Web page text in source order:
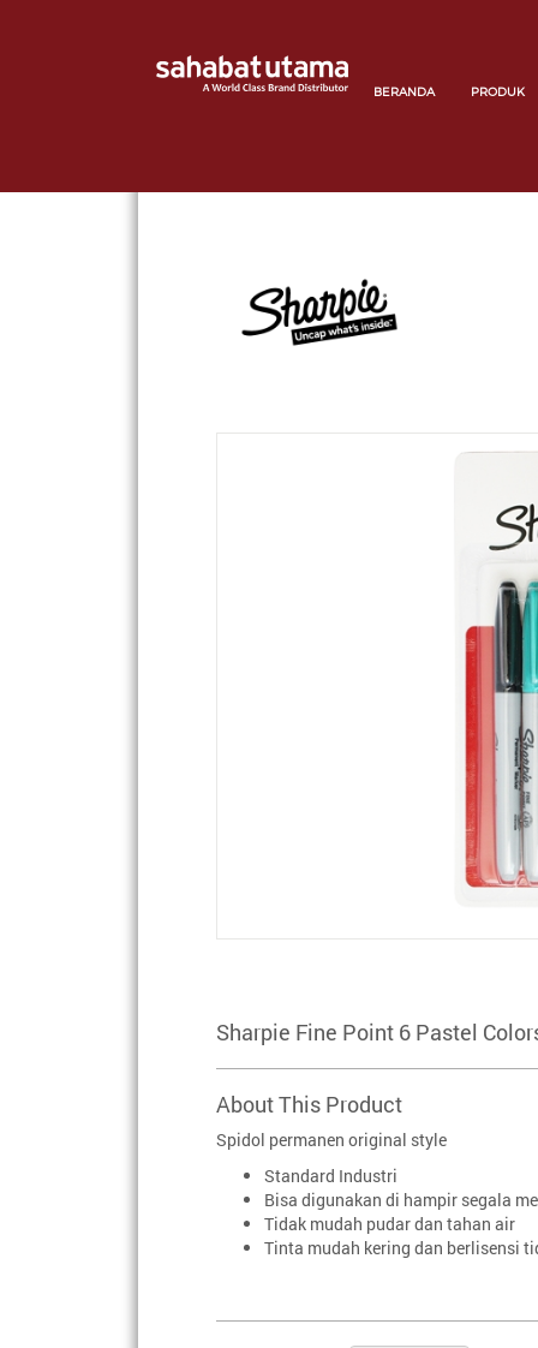
BERANDA PRODUK
Sharpie Fine Point 6 Pastel
About This Product
Spidol permanen original style
Standard Industri
Bisa digunakan di hampir segala
Tidak mudah pudar dan tahan air
Tinta mudah kering dan berlisensi